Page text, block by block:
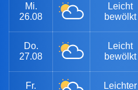
Mi.
26.08
Leicht
bewölkt
Do.
27.08
Leicht
bewölkt
Fr.
Leichter